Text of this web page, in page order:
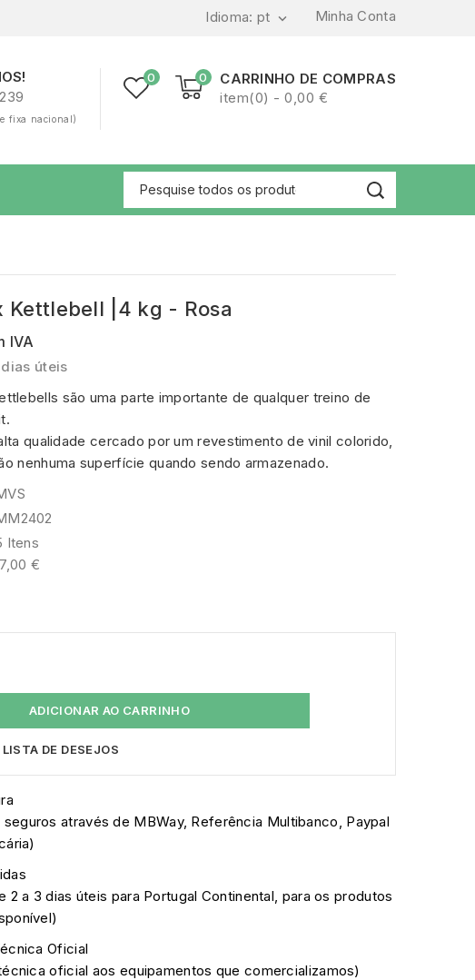
Minha Conta
Idioma: pt 
0
CARRINHO DE COMPRAS
item(0) - 0,00 €
0
fixa nacional)
Kettlebell |4 kg - Rosa
IVA
úteis
são uma parte importante de qualquer treino de
qualidade cercado por um revestimento de vinil colorido,
nenhuma superfície quando sendo armazenado.
Itens
€
ADICIONAR AO CARRINHO
DE DESEJOS
através de MBWay, Referência Multibanco, Paypal
2 a 3 dias úteis para Portugal Continental, para os produtos
Oficial
oficial aos equipamentos que comercializamos)